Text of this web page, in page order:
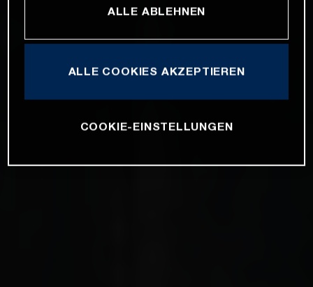
ALLE ABLEHNEN
ALLE COOKIES AKZEPTIEREN
COOKIE-EINSTELLUNGEN